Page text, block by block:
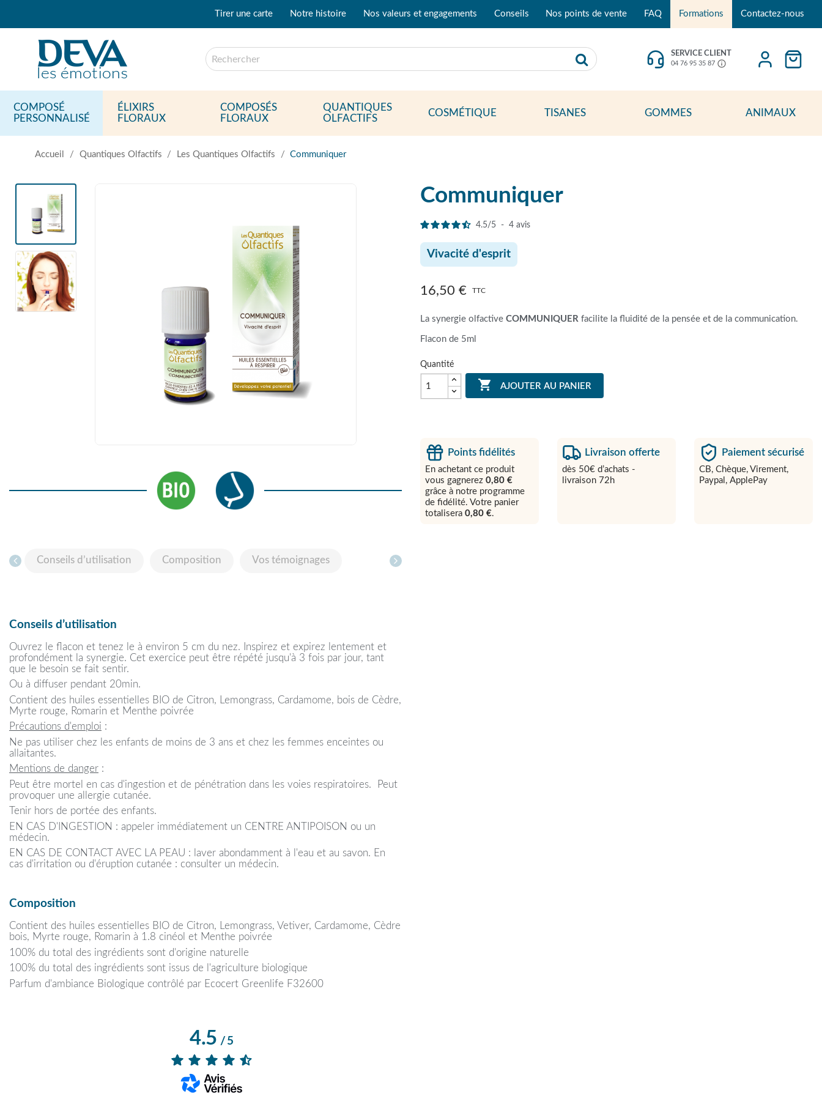
Contactez-nous
Formations
FAQ
Nos points de vente
Conseils
Nos valeurs et engagements
Notre histoire
Tirer une carte
SERVICE CLIENT
04 76 95 35 87
COMPOSÉ
PERSONNALISÉ
ÉLIXIRS
FLORAUX
COMPOSÉS
FLORAUX
QUANTIQUES
OLFACTIFS
COSMÉTIQUE TISANES GOMMES ANIMAUX
Accueil Quantiques Olfactifs Les Quantiques Olfactifs Communiquer
Communiquer
4.5/5 - 4 avis
Vivacité d'esprit
16,50 € TTC
La synergie olfactive COMMUNIQUER facilite la fluidité de la pensée et de la communication.
Flacon de 5ml
Quantité
 AJOUTER AU PANIER
Points fidélités
En achetant ce produit
vous gagnerez 0,80 €
grâce à notre programme
de fidélité. Votre panier
totalisera 0,80 €.
Livraison offerte
dès 50€ d’achats -
livraison 72h
Paiement sécurisé
CB, Chèque, Virement,
Paypal, ApplePay
Conseils d’utilisation Composition Vos témoignages
Conseils d’utilisation
Ouvrez le flacon et tenez le à environ 5 cm du nez. Inspirez et expirez lentement et
profondément la synergie. Cet exercice peut être répété jusqu'à 3 fois par jour, tant
que le besoin se fait sentir.
Ou à diffuser pendant 20min.
Contient des huiles essentielles BIO de Citron, Lemongrass, Cardamome, bois de Cèdre,
Myrte rouge, Romarin et Menthe poivrée
Précautions d'emploi :
Ne pas utiliser chez les enfants de moins de 3 ans et chez les femmes enceintes ou
allaitantes.
Mentions de danger :
Peut être mortel en cas d'ingestion et de pénétration dans les voies respiratoires. Peut
provoquer une allergie cutanée.
Tenir hors de portée des enfants.
EN CAS D'INGESTION : appeler immédiatement un CENTRE ANTIPOISON ou un
médecin.
EN CAS DE CONTACT AVEC LA PEAU : laver abondamment à l'eau et au savon. En
cas d'irritation ou d'éruption cutanée : consulter un médecin.
Composition
Contient des huiles essentielles BIO de Citron, Lemongrass, Vetiver, Cardamome, Cèdre
bois, Myrte rouge, Romarin à 1.8 cinéol et Menthe poivrée
100% du total des ingrédients sont d'origine naturelle
100% du total des ingrédients sont issus de l'agriculture biologique
Parfum d'ambiance Biologique contrôlé par Ecocert Greenlife F32600
4.5/ 5